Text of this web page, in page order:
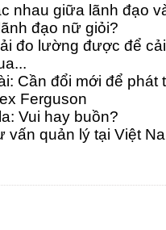
nhau giữa lãnh đạo
đạo nữ giỏi?
đo lường được để
Cần đổi mới để phát
Ferguson
Vui hay buồn?
vấn quản lý tại Việt